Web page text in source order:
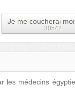
Je me coucherai
30542
médecins